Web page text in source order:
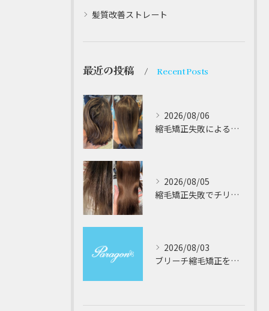
髪質改善ストレート
最近の投稿 Recent Posts
2026/08/06
縮毛矯正失敗によるチリチリやジリジリ髪のビビり直し専門が解説する本当に効く修復策
2026/08/05
縮毛矯正失敗でチリチリジリジリの髪をビビり直し専門が丁寧に修復する方法解説
2026/08/03
ブリーチ縮毛矯正を安全に受けるための大阪府対応サロン選びと髪質改善のポイント